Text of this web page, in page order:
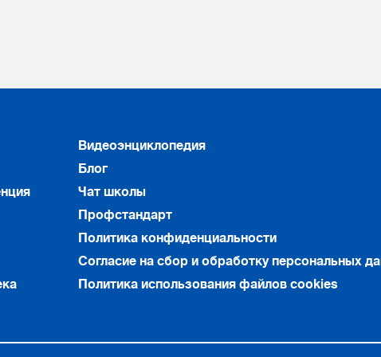
Видеоэнциклопедия
Блог
Чат школы
Профстандарт
Политика конфиденциальности
Согласие на сбор и обработку персональных
Политика использования файлов cookies